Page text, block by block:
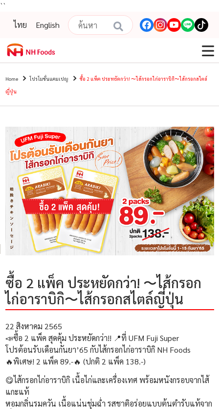
``
ไทย
English
Home โปรโมชั่นแคมเปญ
ซื้อ 2 แพ็ค ประหยัดกว่า! 〜ไส้กรอกไก่อาราบิกิ〜ไส้กรอกสไตล์
ญี่ปุ่น
ซื้อ 2 แพ็ค ประหยัดกว่า! 〜ไส้กรอก
ไก่อาราบิกิ〜ไส้กรอกสไตล์ญี่ปุ่น
22 สิงหาคม 2565
📣ซื้อ 2 แพ็ค สุดคุ้ม ประหยัดกว่า!! 📍ที่ UFM Fuji Super
โปรต้อนรับเดือนกันยา’65 กับไส้กรอกไก่อาราบิกิ NH Foods
🔥พิเศษ! 2 แพ็ค 89.-🔥 (ปกติ 2 แพ็ค 138.-)
😋ไส้กรอกไก่อาราบิกิ เนื้อไก่และเครื่องเทศ พร้อมหนังกรอบจากไส้
แกะแท้
หอมกลิ่นรมควัน เนื้อแน่นชุ่มฉ่ำ รสชาติอร่อยแบบต้นตำรับแท้จาก